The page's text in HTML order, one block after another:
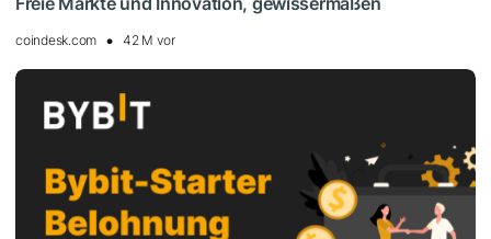
coindesk.com 42 M vor